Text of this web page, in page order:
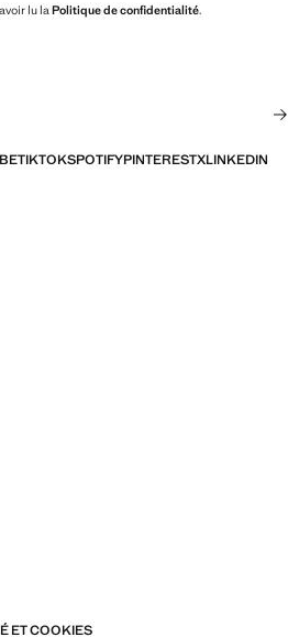
lu la Politique de confidentialité.
TIKTOKSPOTIFYPINTERESTXLINKEDIN
ET COOKIES